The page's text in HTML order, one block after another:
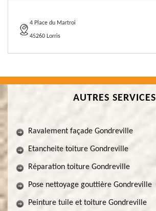
4 Place du Martroi
45260 Lorris
AUTRES SERVICES
Ravalement façade Gondreville
Etancheite toiture Gondreville
Réparation toiture Gondreville
Pose nettoyage gouttière Gondreville
Peinture tuile et toiture Gondreville